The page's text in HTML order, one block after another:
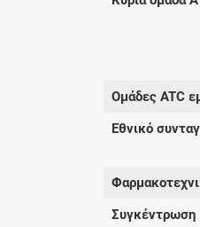
Ομάδες ATC
Εθνικό
Συγκέντρωση